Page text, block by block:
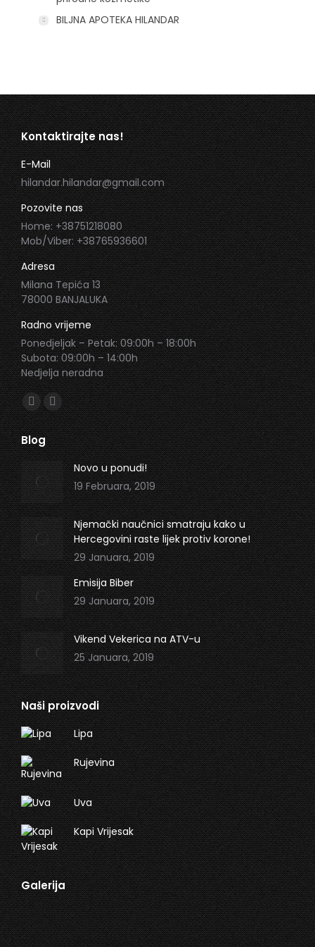
BILJNA APOTEKA HILANDAR
Kontaktirajte nas!
E-Mail
hilandar.hilandar@gmail.com
Pozovite nas
Home: +38751218080
Mob/Viber: +38765936601
Adresa
Milana Tepića 13
78000 BANJALUKA
Radno vrijeme
Ponedjeljak – Petak: 09:00h – 18:00h
Subota: 09:00h – 14:00h
Nedjelja neradna
Find us on:
Facebook
page
opens
in
new
window
Instagram
page
opens
in
new
window
Blog
Novo u ponudi!
19 Februara, 2019
Njemački naučnici smatraju kako u
Hercegovini raste lijek protiv korone!
29 Januara, 2019
Emisija Biber
29 Januara, 2019
Vikend Vekerica na ATV-u
25 Januara, 2019
Naši proizvodi
Lipa
Rujevina
Uva
Kapi Vrijesak
Galerija